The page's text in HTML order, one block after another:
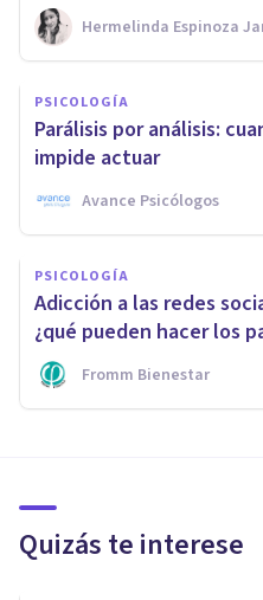
Hermelinda Espinoza
PSICOLOGÍA
Parálisis por análisis:
impide actuar
Avance Psicólogos
PSICOLOGÍA
Adicción a las redes
¿qué pueden hacer los
Fromm Bienestar
Quizás te interese